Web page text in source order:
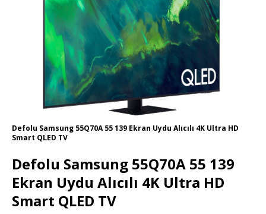
Defolu Samsung 55Q70A 55 139 Ekran Uydu Alıcılı 4K Ultra HD
Smart QLED TV
Defolu Samsung 55Q70A 55 139
Ekran Uydu Alıcılı 4K Ultra HD
Smart QLED TV